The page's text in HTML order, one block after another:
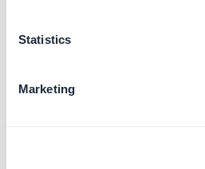
Statistics
Marketing